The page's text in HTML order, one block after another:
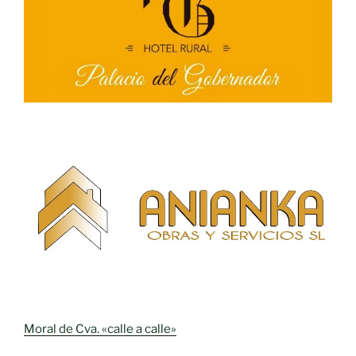
Moral de Cva. «calle a calle»